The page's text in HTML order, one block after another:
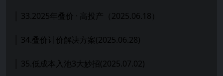
│ 33.2025年叠价 · 高投产（2025.06.18）
│ 34.叠价计价解决方案(2025.06.28)
│ 35.低成本入池3大妙招(2025.07.02)